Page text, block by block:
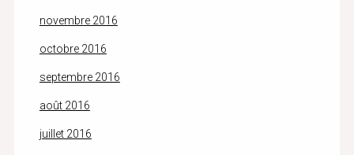
novembre 2016
octobre 2016
septembre 2016
août 2016
juillet 2016